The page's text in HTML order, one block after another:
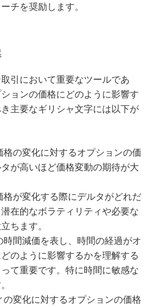
チを奨励します。
引において重要なツールであ
ョンの価格にどのように影響す
主要なギリシャ文字には以下が
格の変化に対するオプションの価
が高いほど価格変動の期待が大
格が変化する際にデルタがどれだ
在的なボラティリティや必要な
ちます。
時間減価を表し、時間の経過がオ
のように影響するかを理解する
て重要です。特に時間に敏感な
の変化に対するオプションの価格